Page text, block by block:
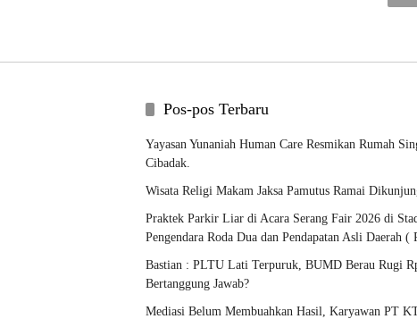
Pos-pos Terbaru
Yayasan Yunaniah Human Care Resmikan Rumah
Cibadak.
Wisata Religi Makam Jaksa Pamutus Ramai
Praktek Parkir Liar di Acara Serang Fair 2026 di
Pengendara Roda Dua dan Pendapatan Asli Daerah
Bastian : PLTU Lati Terpuruk, BUMD Berau Rugi
Bertanggung Jawab?
Mediasi Belum Membuahkan Hasil, Karyawan PT